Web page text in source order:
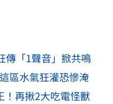
傳「1聲音」掀共鳴
區水氣狂灌恐慘淹
！再揪2大吃電怪獸